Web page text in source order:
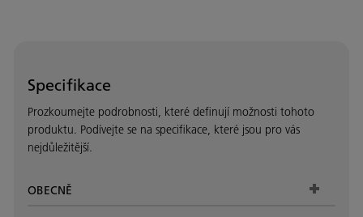
Specifikace
Prozkoumejte podrobnosti, které definují možnosti tohoto
produktu. Podívejte se na specifikace, které jsou pro vás
nejdůležitější.
OBECNĚ